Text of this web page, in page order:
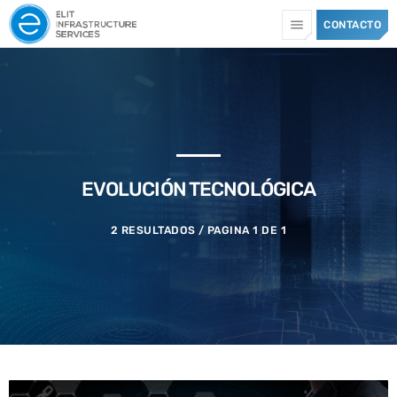
menu CONTACTO
13 JULIO, 2026
EVOLUCIÓN TECNOLÓGICA
2 RESULTADOS / PAGINA 1 DE 1